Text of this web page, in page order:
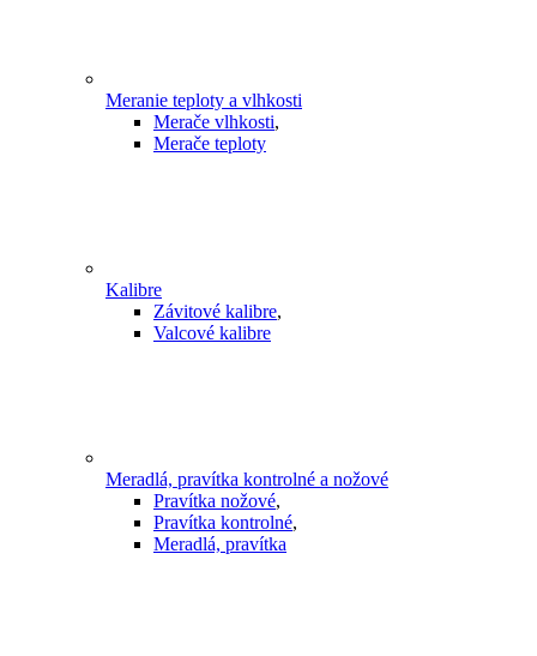
Meranie teploty a vlhkosti
Merače vlhkosti,
Merače teploty
Kalibre
Závitové kalibre,
Valcové kalibre
Meradlá, pravítka kontrolné a nožové
Pravítka nožové,
Pravítka kontrolné,
Meradlá, pravítka